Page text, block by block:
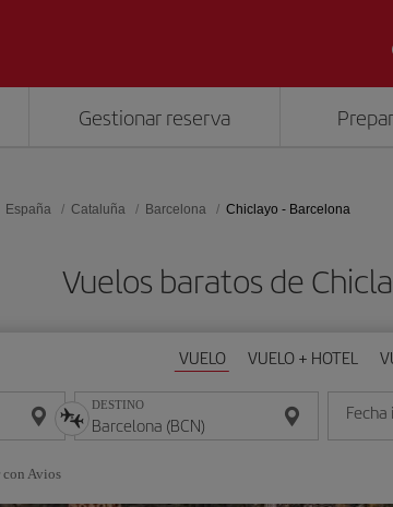
Gestionar reserva
España Cataluña Barcelona Chiclayo - Barcelona
Vuelos baratos de
VUELO VUELO + HOTEL
DESTINO Fecha
con Avios